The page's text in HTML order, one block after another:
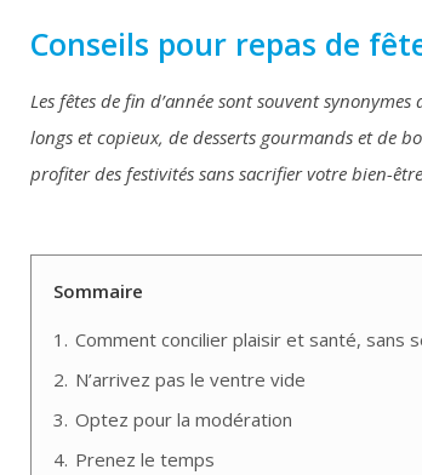
Conseils pour repas de
Les fêtes de fin d’année sont souvent
longs et copieux, de desserts gourmands et de
profiter des festivités sans sacrifier votre bien-
Sommaire
1. Comment concilier plaisir et santé, sans
2. N’arrivez pas le ventre vide
3. Optez pour la modération
4. Prenez le temps